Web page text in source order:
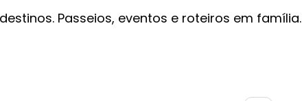
Passeios, eventos e roteiros em família.